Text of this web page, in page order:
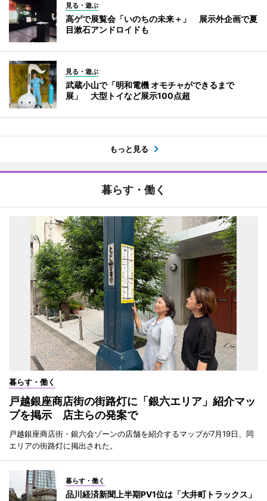
見る・遊ぶ
高ゲで展覧会「いのちの未来＋」 展示外企画で夏
目漱石アンドロイドも
見る・遊ぶ
武蔵小山で「明和電機 オモチャができるまで
展」 大型トイなど展示100点超
もっと見る
暮らす・働く
暮らす・働く
戸越銀座商店街の街路灯に「銀六エリア」紹介マッ
プを掲示 店主らの発案で
戸越銀座商店街・銀六会ゾーンの店舗を紹介するマップが7月19日、同
エリアの街路灯に掲出された。
暮らす・働く
品川経済新聞上半期PV1位は「大井町トラックス」